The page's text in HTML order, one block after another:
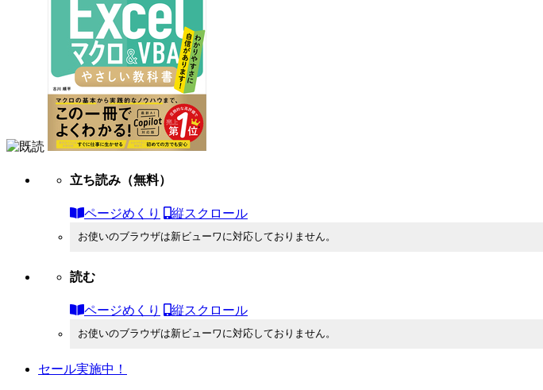
立ち読み （無料）
ページめくり 縦スクロール
お使いのブラウザは新ビューワに対応しておりません。
読む
ページめくり 縦スクロール
お使いのブラウザは新ビューワに対応しておりません。
セール実施中！